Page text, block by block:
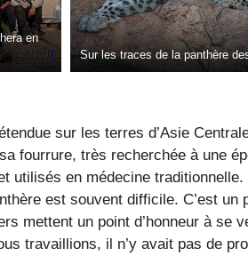
en
Sur les traces de la panthère
sur les terres d’Asie
fourrure, très recherchée à une
utilisés en médecine
est souvent difficile. C’est un
mettent un point d’honneur à se
travaillions, il n’y avait pas de